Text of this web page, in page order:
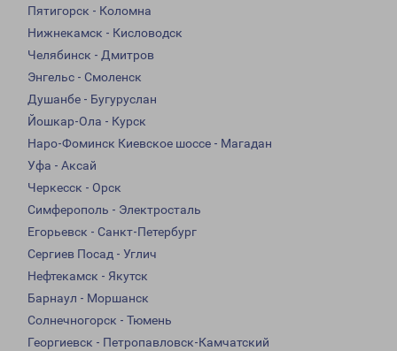
Пятигорск - Коломна
Нижнекамск - Кисловодск
Челябинск - Дмитров
Энгельс - Смоленск
Душанбе - Бугуруслан
Йошкар-Ола - Курск
Наро-Фоминск Киевское шоссе - Магадан
Уфа - Аксай
Черкесск - Орск
Симферополь - Электросталь
Егорьевск - Санкт-Петербург
Сергиев Посад - Углич
Нефтекамск - Якутск
Барнаул - Моршанск
Солнечногорск - Тюмень
Георгиевск - Петропавловск-Камчатский